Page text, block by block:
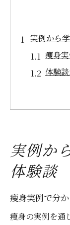
実例から
痩身
体験
痩身
ビフォー
痩身
写真
ター
実例か
体験談
痩身実例で分
痩身の実例を通